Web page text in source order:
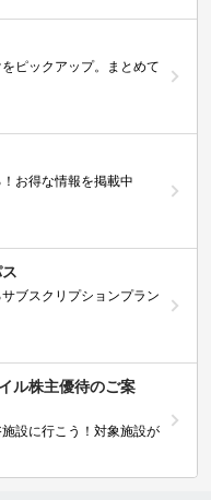
ピックアップ。まとめて
お得な情報を掲載中
ブスクリプションプラン
ル株主優待のご案
設に行こう！対象施設が